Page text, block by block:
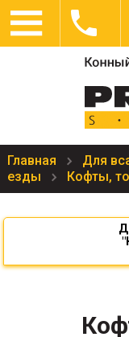
Главная Для
езды
Кофты,